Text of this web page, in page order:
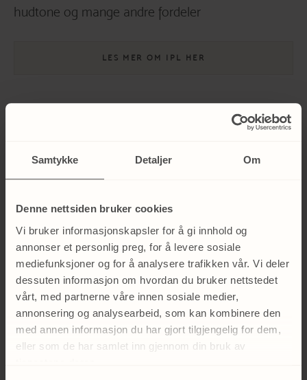
Samtykke Detaljer Om
Denne nettsiden bruker cookies
Vi bruker informasjonskapsler for å gi innhold og
annonser et personlig preg, for å levere sosiale
mediefunksjoner og for å analysere trafikken vår. Vi deler
dessuten informasjon om hvordan du bruker nettstedet
vårt, med partnerne våre innen sosiale medier,
annonsering og analysearbeid, som kan kombinere den
med annen informasjon du har gjort tilgjengelig for dem,
eller som de har samlet inn gjennom din bruk av
hudtone og mange andre fordeler
LES MER OM IPL HER
Microneedling med Dermapen har por-
synligheten av grove porer på nesen. Dermapen er
utstyrt med nano-tynne nåler som punkterer
hudens overflate og gir en umiddelbar plumpende
effekt. Huden blir strammere og porene blir finere.
LES MER OM DERMAPEN HER